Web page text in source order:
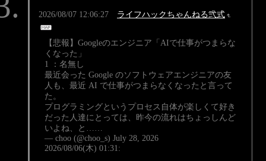
2026/08/07 12:06:27 ライフハックちゃんねる弐式
【悲報】Googleのエンジニア「AIで仕事がつまらな
くなった」
1 ：名無し
最近会った Google のソフトウェアエンジニアの友
人も、最近 AI で仕事がつまらなくなったと言って
た。
プログラミングというプロセス自体が楽しくて好き
だった人達にとっては、昨今の流れはちょっしんど
いよね、と……
— choo (@choo_s) July 28, 2026
2026/08/06(木) 01:31: